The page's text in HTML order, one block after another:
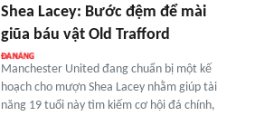
Shea Lacey: Bước đệm để mài
giũa báu vật Old Trafford
Manchester United đang chuẩn bị một kế
hoạch cho mượn Shea Lacey nhằm giúp tài
năng 19 tuổi này tìm kiếm cơ hội đá chính,